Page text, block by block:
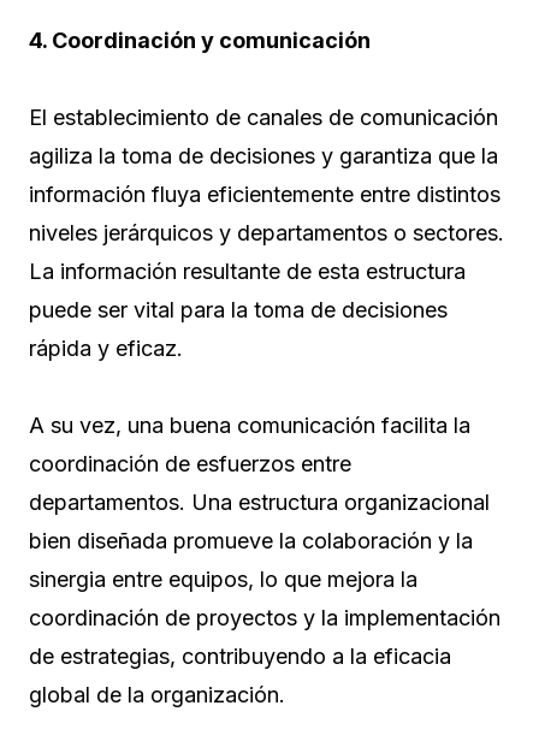
4. Coordinación y comunicación
El establecimiento de canales de comunicación
agiliza la toma de decisiones y garantiza que la
información fluya eficientemente entre distintos
niveles jerárquicos y departamentos o sectores.
La información resultante de esta estructura
puede ser vital para la toma de decisiones
rápida y eficaz.
A su vez, una buena comunicación facilita la
coordinación de esfuerzos entre
departamentos. Una estructura organizacional
bien diseñada promueve la colaboración y la
sinergia entre equipos, lo que mejora la
coordinación de proyectos y la implementación
de estrategias, contribuyendo a la eficacia
global de la organización.